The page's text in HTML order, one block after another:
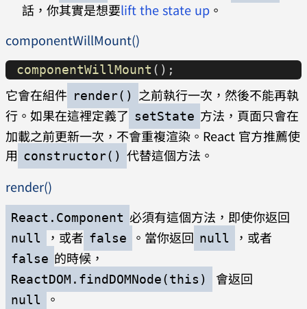
話，你其實是想要lift the state up 。
componentWillMount()
componentWillMount ();
它會在組件 render()
之前執行一次，然後不能再執
行。如果在這裡定義了 setState 方法，頁面只會在
加載之前更新一次，不會重複渲染。React 官方推薦使
用 constructor() 代替這個方法。
render()
React.Component 必須有這個方法，即使你返回
null ，或者 false 。當你返回 null ，或者
false 的時候，
ReactDOM.findDOMNode(this) 會返回
null
。